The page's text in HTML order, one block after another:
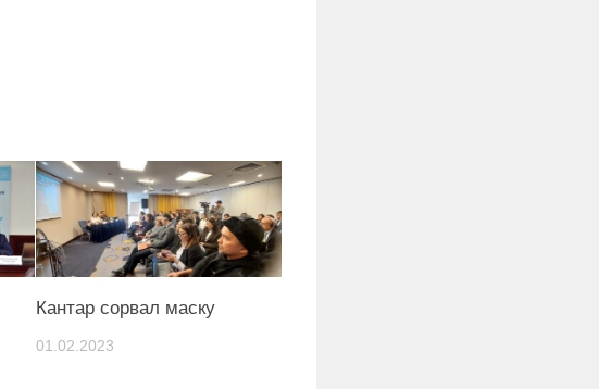
Кантар сорвал маску
01.02.2023